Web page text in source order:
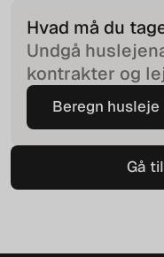
Hvad må du
Undgå
kontrakter og
Beregn husleje
Beregn husleje
Gå
Gå